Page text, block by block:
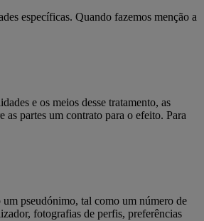
específicas. Quando fazemos menção a
e os meios desse tratamento, as
partes um contrato para o efeito. Para
pseudónimo, tal como um número de
fotografias de perfis, preferências